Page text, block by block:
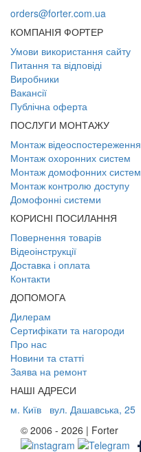
orders@forter.com.ua
КОМПАНІЯ ФОРТЕР
Умови використання сайту
Питання та відповіді
Виробники
Вакансії
Публічна оферта
ПОСЛУГИ МОНТАЖУ
Монтаж відеоспостереження
Монтаж охоронних систем
Монтаж домофонних систем
Монтаж контролю доступу
Домофонні системи
КОРИСНІ ПОСИЛАННЯ
Повернення товарів
Відеоінструкції
Доставка і оплата
Контакти
ДОПОМОГА
Дилерам
Сертифікати та нагороди
Про нас
Новини та статті
Заява на ремонт
НАШІ АДРЕСИ
м. Київ
вул. Дашавська, 25
© 2006 - 2026 | Forter